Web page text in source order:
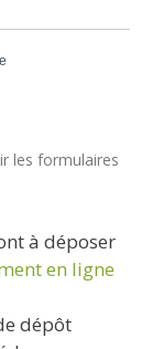
les formulaires
à déposer
en ligne
dépôt